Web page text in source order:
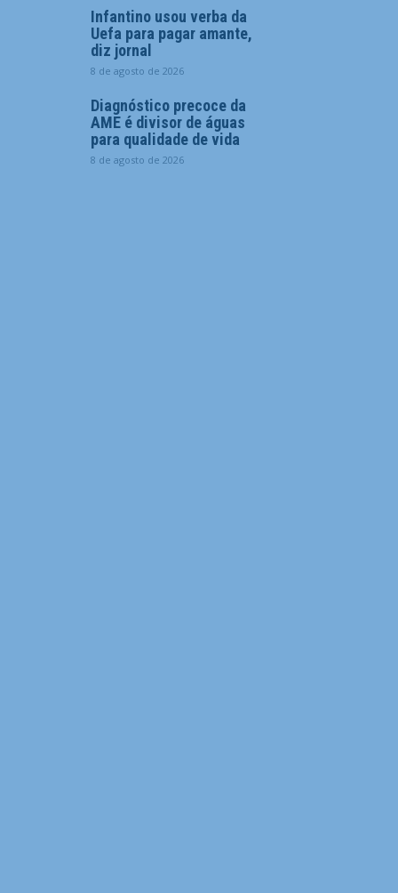
Infantino usou verba da
Uefa para pagar amante,
diz jornal
8 de agosto de 2026
Diagnóstico precoce da
AME é divisor de águas
para qualidade de vida
8 de agosto de 2026